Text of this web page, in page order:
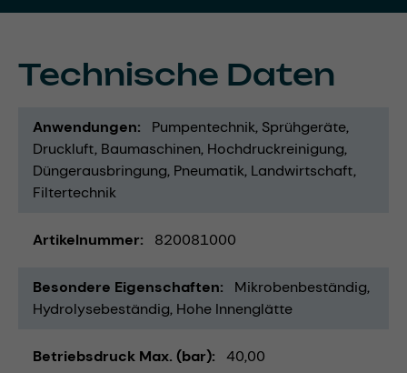
Technische Daten
Anwendungen Pumpentechnik Sprühgeräte
Druckluft Baumaschinen Hochdruckreinigung
Düngerausbringung Pneumatik Landwirtschaft
Filtertechnik
Artikelnummer 820081000
Besondere Eigenschaften
Mikrobenbeständig
Hydrolysebeständig Hohe Innenglätte
Betriebsdruck Max. (bar) 40,00